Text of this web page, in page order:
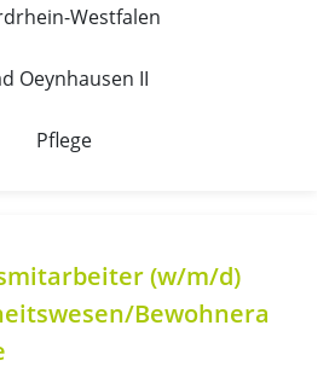
Westfalen
Oeynhausen II
Pflege
(w/m/d)
Bewohnera